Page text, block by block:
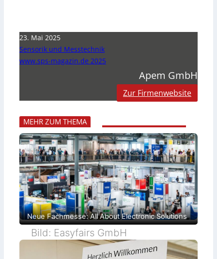
23. Mai 2025
Sensorik und Messtechnik
www.sps-magazin.de 2025
Apem GmbH
Zur Firmenwebsite
MEHR ZUM THEMA
Neue Fachmesse: All About Electronic Solutions
Bild: Easyfairs GmbH